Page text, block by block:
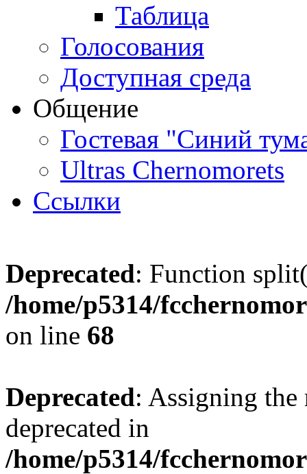
Таблица
Голосования
Доступная среда
Общение
Гостевая "Синий
Ultras Chernomorets
Ссылки
Deprecated: Function
/home/p5314/
on line 68
Deprecated: Assigning the
deprecated in
/home/p5314/